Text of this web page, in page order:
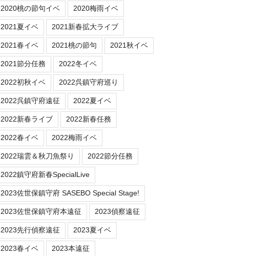
2020桃の節句イベ 2020梅雨イベ
2021夏イベ 2021新春拡大ライブ
2021春イベ 2021桃の節句 2021秋イベ
2021節分任務 2022冬イベ
2022初秋イベ 2022呉鎮守府巡り
2022呉鎮守府遠征 2022夏イベ
2022新春ライブ 2022新春任務
2022春イベ 2022梅雨イベ
2022瑞雲＆秋刀魚祭り 2022節分任務
2022鎮守府新春SpecialLive
2023佐世保鎮守府 SASEBO Special Stage!
2023佐世保鎮守府本遠征 2023偵察遠征
2023先行偵察遠征 2023夏イベ
2023春イベ 2023本遠征